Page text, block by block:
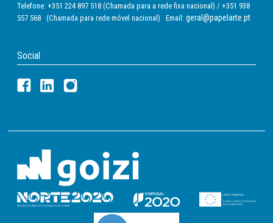
Telefone: +351 224 897 518 (Chamada para a rede fixa nacional) / +351 938
557 568 (Chamada para rede móvel nacional) Email: geral@papelarte.pt
Social